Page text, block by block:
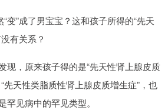
”成了男宝宝？这和孩子所得的“先天
有关系？
，原来孩子得的是“先天性肾上腺皮质
先天性类脂质性肾上腺皮质增生症”，也
罕见病中的罕见类型。